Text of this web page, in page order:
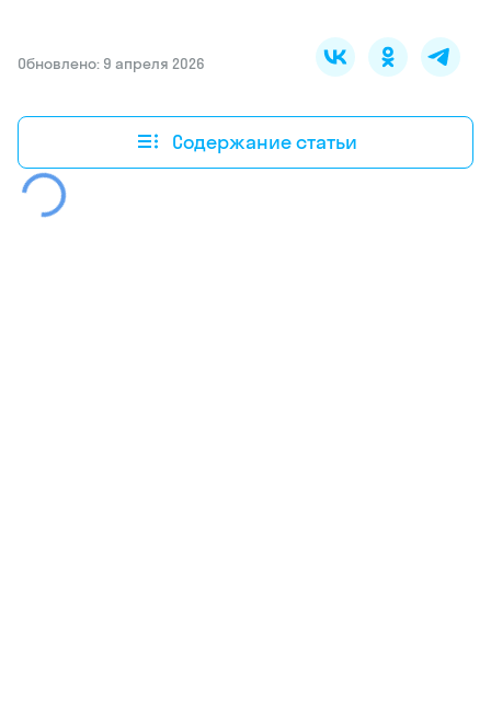
Обновлено: 9 апреля 2026
Содержание статьи